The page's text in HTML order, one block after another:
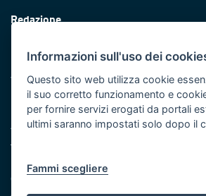
Redazione
Protezione civile
Vai al sito di Protezione Civile Puglia
Iniziativa finanziata con risorse del POR
Asse XI
Note legali
Cookie e privacy
Amministrazione trasparente
Informazioni sull'uso dei
Questo sito web utilizza cookie
il suo corretto funzionamento e
per fornire servizi erogati da portali
ultimi saranno impostati solo dopo il
Fammi scegliere